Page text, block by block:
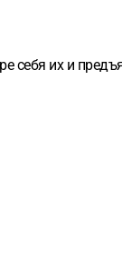
себя их и